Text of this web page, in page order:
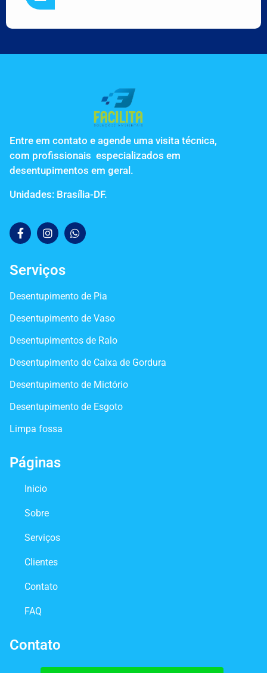
Entre em contato e agende uma visita técnica,
com profissionais especializados em
desentupimentos em geral.
Unidades: Brasília-DF.
Serviços
Desentupimento de Pia
Desentupimento de Vaso
Desentupimentos de Ralo
Desentupimento de Caixa de Gordura
Desentupimento de Mictório
Desentupimento de Esgoto
Limpa fossa
Páginas
Inicio
Sobre
Serviços
Clientes
Contato
FAQ
Contato